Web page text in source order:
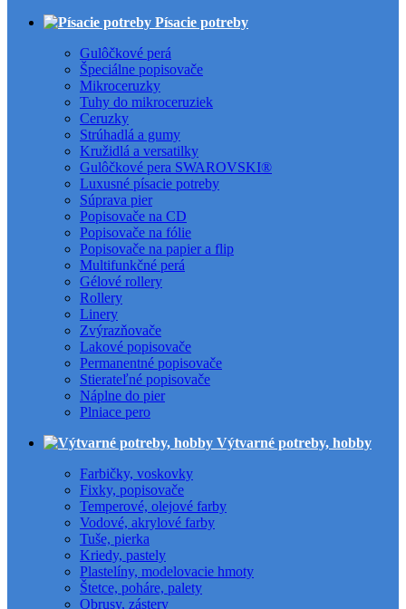
Písacie potreby
Gulôčkové perá
Špeciálne popisovače
Mikroceruzky
Tuhy do mikroceruziek
Ceruzky
Strúhadlá a gumy
Kružidlá a versatilky
Gulôčkové pera SWAROVSKI®
Luxusné písacie potreby
Súprava pier
Popisovače na CD
Popisovače na fólie
Popisovače na papier a flip
Multifunkčné perá
Gélové rollery
Rollery
Linery
Zvýrazňovače
Lakové popisovače
Permanentné popisovače
Stierateľné popisovače
Náplne do pier
Plniace pero
Výtvarné potreby, hobby
Farbičky, voskovky
Fixky, popisovače
Temperové, olejové farby
Vodové, akrylové farby
Tuše, pierka
Kriedy, pastely
Plastelíny, modelovacie hmoty
Štetce, poháre, palety
Obrusy, zástery